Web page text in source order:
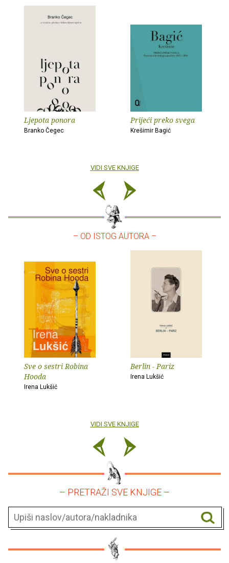
Ljepota ponora
Branko Čegec
Prijeći preko svega
Krešimir Bagić
VIDI SVE KNJIGE
– OD ISTOG AUTORA –
Sve o sestri Robina
Hooda
Irena Lukšić
Berlin - Pariz
Irena Lukšić
VIDI SVE KNJIGE
– PRETRAŽI SVE KNJIGE –